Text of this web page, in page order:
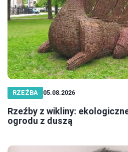
RZEŹBA 05.08.2026
Rzeźby z wikliny:
ogrodu z duszą